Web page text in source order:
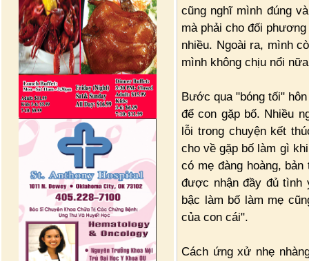
cũng nghĩ mình đúng
mà phải cho đối
nhiều. Ngoài ra, mình
mình không chịu nổi
Bước qua "bóng tối"
để con gặp bố. Nhiều
lỗi trong chuyện kết
cho về gặp bố làm gì
có mẹ đàng hoàng,
được nhận đầy đủ tình
bậc làm bố làm mẹ
của con cái".
Cách ứng xử nhẹ